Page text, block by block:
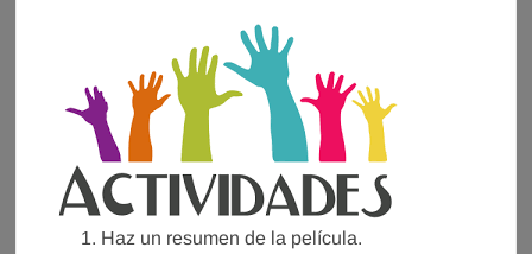
Haz un resumen de la película.